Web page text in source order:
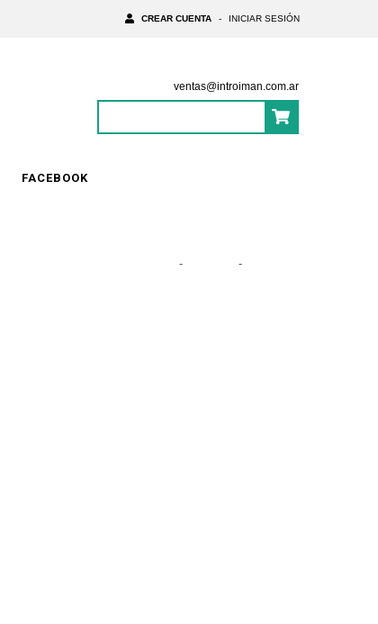
CREAR CUENTA - INICIAR SESIÓN
ventas@introiman.com.ar
FACEBOOK
- -